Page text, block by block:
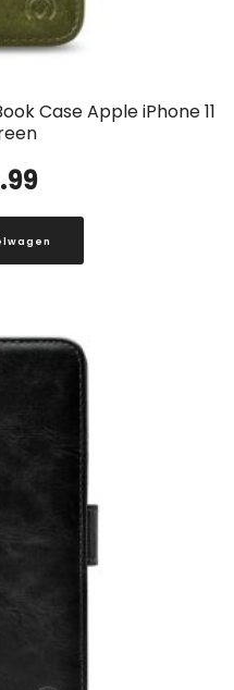
Case Apple iPhone 11